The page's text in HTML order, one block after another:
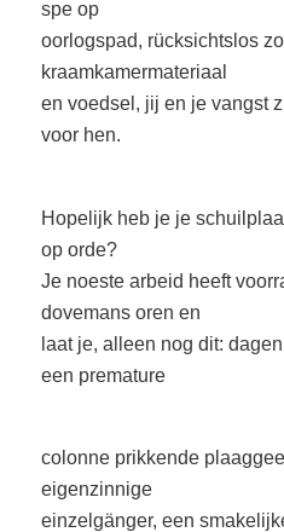
spe op
oorlogspad, rücksichtslos
kraamkamermateriaal
en voedsel, jij en je vangst
voor hen.
Hopelijk heb je je
op orde?
Je noeste arbeid heeft
dovemans oren en
laat je, alleen nog dit:
een premature
colonne prikkende
eigenzinnige
einzelgänger, een